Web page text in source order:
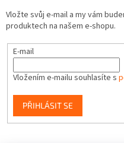
Vložte svůj e-mail a my vám
produktech na našem e-shopu.
E-mail
Vložením e-mailu souhlasíte s
PŘIHLÁSIT SE